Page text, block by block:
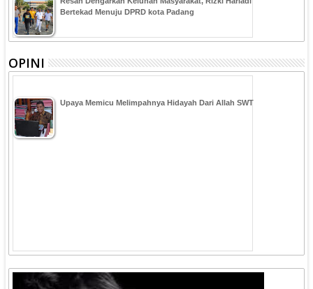
Bertekad Menuju DPRD kota Padang
OPINI
Upaya Memicu Melimpahnya Hidayah Dari Allah SWT